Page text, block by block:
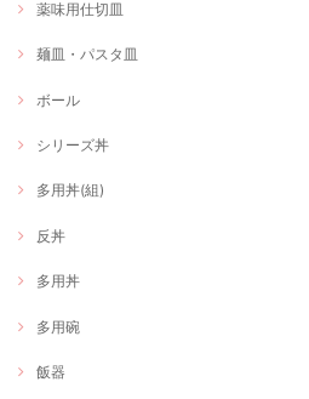
薬味用仕切皿
麺皿・パスタ皿
ボール
シリーズ丼
多用丼(組)
反丼
多用丼
多用碗
飯器